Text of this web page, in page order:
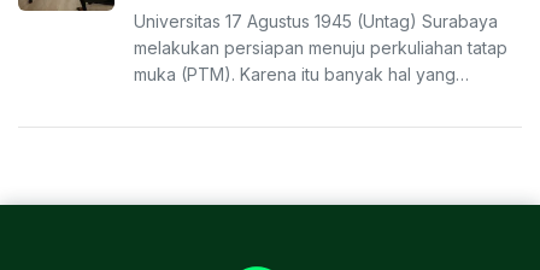
Universitas 17 Agustus 1945 (Untag) Surabaya
melakukan persiapan menuju perkuliahan tatap
muka (PTM). Karena itu banyak hal yang